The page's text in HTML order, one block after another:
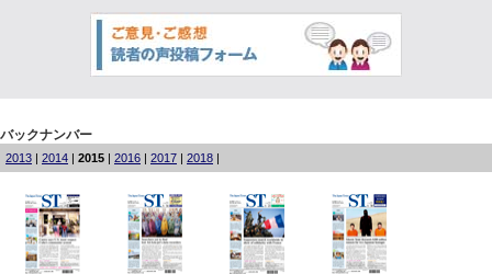
バックナンバー
2013 | 2014 | 2015 | 2016 | 2017 | 2018 |